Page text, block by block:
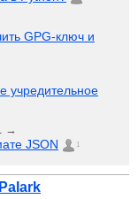
GPG-ключ и
учредительное
→
JSON 1